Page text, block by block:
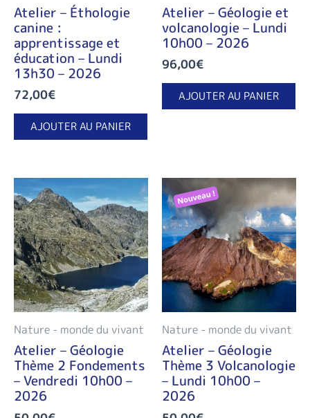
Atelier – Éthologie
canine :
apprentissage et
éducation – Lundi
13h30 – 2026
72,00€
AJOUTER AU PANIER
Atelier – Géologie et
volcanologie – Lundi
10h00 – 2026
96,00€
AJOUTER AU PANIER
Nature - monde du vivant
Atelier – Géologie
Thème 2 Fondements
– Vendredi 10h00 –
2026
Nature - monde du vivant
Atelier – Géologie
Thème 3 Volcanologie
– Lundi 10h00 –
2026